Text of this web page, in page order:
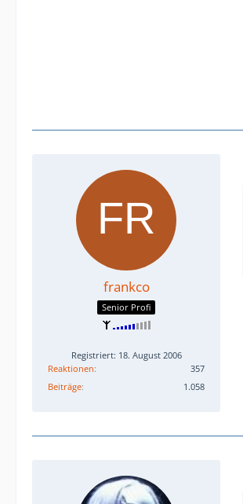
frankco
Senior Profi
Registriert: 18. August 2006
Reaktionen
357
Beiträge
1.058